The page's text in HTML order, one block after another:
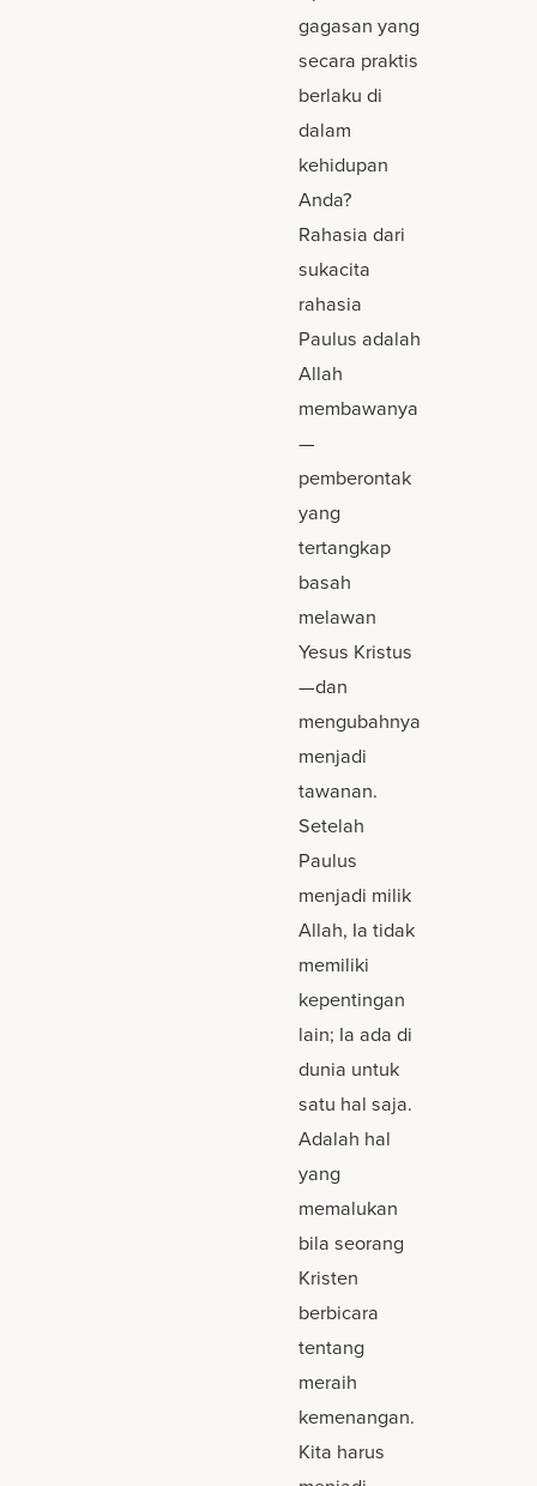
gagasan yang
secara praktis
berlaku di
dalam
kehidupan
Anda?
Rahasia dari
sukacita
rahasia
Paulus adalah
Allah
membawanya
—
pemberontak
yang
tertangkap
basah
melawan
Yesus Kristus
—dan
mengubahnya
menjadi
tawanan.
Setelah
Paulus
menjadi milik
Allah, Ia tidak
memiliki
kepentingan
lain; Ia ada di
dunia untuk
satu hal saja.
Adalah hal
yang
memalukan
bila seorang
Kristen
berbicara
tentang
meraih
kemenangan.
Kita harus